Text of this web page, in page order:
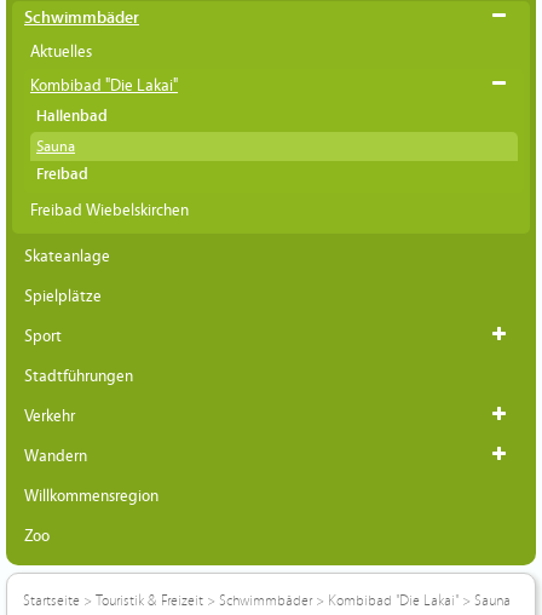
Schwimmbäder
Aktuelles
Kombibad "Die Lakai"
Hallenbad
Sauna
Freibad
Freibad Wiebelskirchen
Skateanlage
Spielplätze
Sport
Stadtführungen
Verkehr
Wandern
Willkommensregion
Zoo
Startseite > Touristik & Freizeit > Schwimmbäder> Kombibad "Die Lakai" > Sauna